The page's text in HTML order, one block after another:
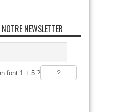
NEWSLETTER
font 1 + 5 ?